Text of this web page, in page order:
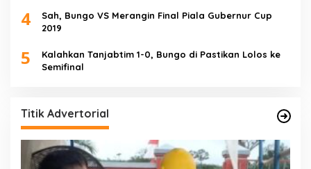
4
Sah, Bungo VS Merangin Final Piala Gubernur Cup
2019
5
Kalahkan Tanjabtim 1-0, Bungo di Pastikan Lolos ke
Semifinal
Titik Advertorial